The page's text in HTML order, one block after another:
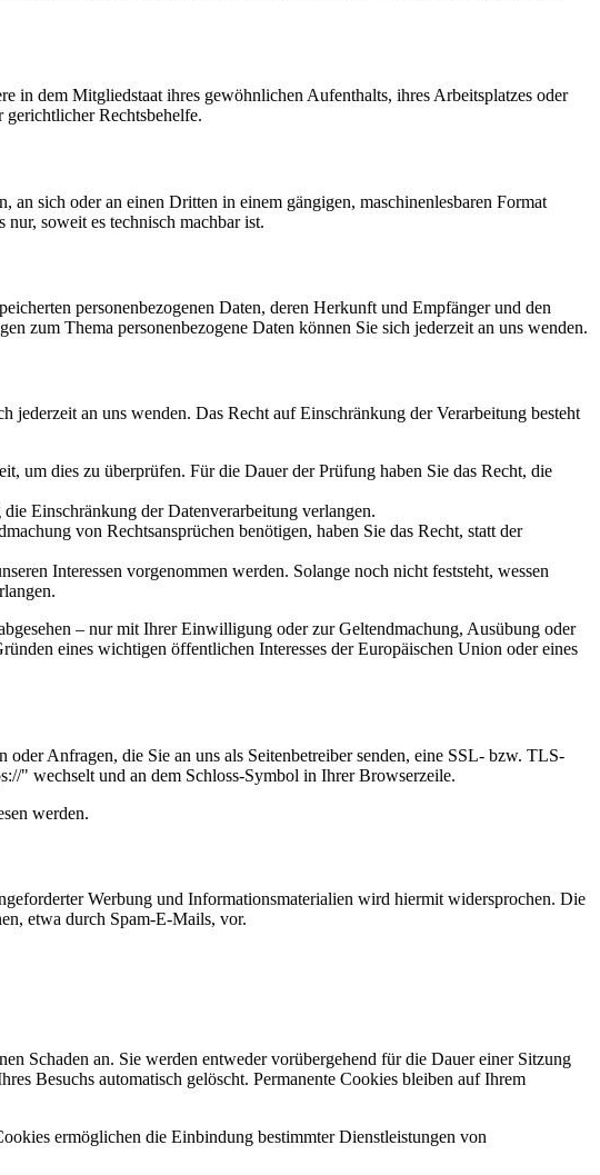
in dem Mitgliedstaat ihres gewöhnlichen Aufenthalts, ihres Arbeitsplatzes oder
gerichtlicher Rechtsbehelfe.
sich oder an einen Dritten in einem gängigen, maschinenlesbaren Format
soweit es technisch machbar ist.
personenbezogenen Daten, deren Herkunft und Empfänger und den
zum Thema personenbezogene Daten können Sie sich jederzeit an uns wenden.
jederzeit an uns wenden. Das Recht auf Einschränkung der Verarbeitung besteht
um dies zu überprüfen. Für die Dauer der Prüfung haben Sie das Recht, die
Einschränkung der Datenverarbeitung verlangen.
von Rechtsansprüchen benötigen, haben Sie das Recht, statt der
Interessen vorgenommen werden. Solange noch nicht feststeht, wessen
– nur mit Ihrer Einwilligung oder zur Geltendmachung, Ausübung oder
eines wichtigen öffentlichen Interesses der Europäischen Union oder eines
Anfragen, die Sie an uns als Seitenbetreiber senden, eine SSL- bzw. TLS-
" wechselt und an dem Schloss-Symbol in Ihrer Browserzeile.
werden.
Werbung und Informationsmaterialien wird hiermit widersprochen. Die
etwa durch Spam-E-Mails, vor.
Schaden an. Sie werden entweder vorübergehend für die Dauer einer Sitzung
Besuchs automatisch gelöscht. Permanente Cookies bleiben auf Ihrem
ermöglichen die Einbindung bestimmter Dienstleistungen von